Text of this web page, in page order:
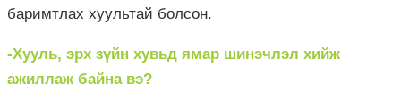
баримтлах хуультай болсон.
-Хууль, эрх зүйн хувьд ямар шинэчлэл хийж
ажиллаж байна вэ?